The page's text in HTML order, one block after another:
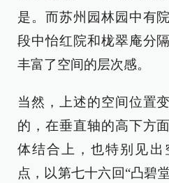
是。而苏州园林园中有
段中怡红院和栊翠庵分
丰富了空间的层次感。
当然，上述的空间位置
的，在垂直轴的高下方
体结合上，也特别见出
点，以第七十六回“凸碧